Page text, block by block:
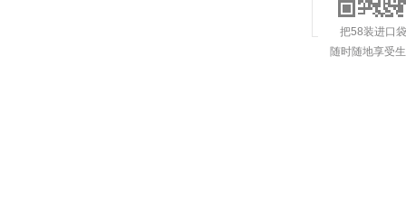
把58装进口袋
随时随地享受